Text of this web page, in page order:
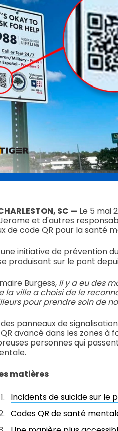
SC — Le 5 mai
et d'autres
de code QR pour la santé
initiative de prévention
produisant sur le pont
Burgess, Il y a eu des
la ville a choisi de le
pour prendre soin de
panneaux de
avancé dans les zones
personnes qui
matières
Incidents de suicide sur le
Codes QR de santé